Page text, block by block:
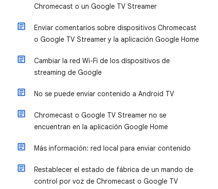
Chromecast o un Google TV Streamer
Enviar comentarios sobre dispositivos Chromecast
o Google TV Streamer y la aplicación Google Home
Cambiar la red Wi-Fi de los dispositivos de
streaming de Google
No se puede enviar contenido a Android TV
Chromecast o Google TV Streamer no se
encuentran en la aplicación Google Home
Más información: red local para enviar contenido
Restablecer el estado de fábrica de un mando de
control por voz de Chromecast o Google TV